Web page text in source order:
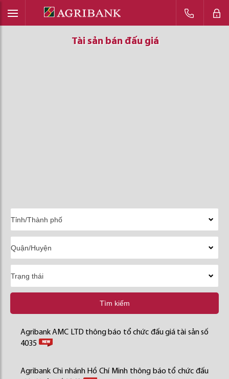
Tài sản bán đấu giá
Tài sản bán đấu giá
Tài sản bán đấu giá
Tìm kiếm
Agribank AMC LTD thông báo tổ chức đấu giá tài sản số
4035
Agribank Chi nhánh Hồ Chí Minh thông báo tổ chức đấu